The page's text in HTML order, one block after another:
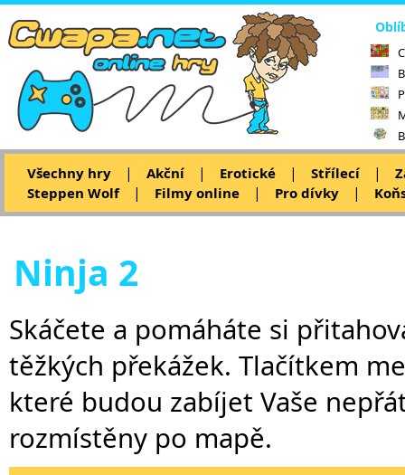
Všechny hry | Akční | Erotické | Střílecí |
Steppen Wolf
| Filmy online | Pro dívky |
Ninja 2
Skáčete a pomáháte si
těžkých překážek. Tlačítkem
které budou zabíjet Vaše
rozmístěny po mapě.